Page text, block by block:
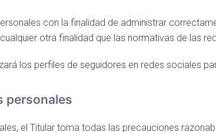
con la finalidad de administrar
otra finalidad que las normativas de las
los perfiles de seguidores en redes sociales
personales
el Titular toma todas las precauciones